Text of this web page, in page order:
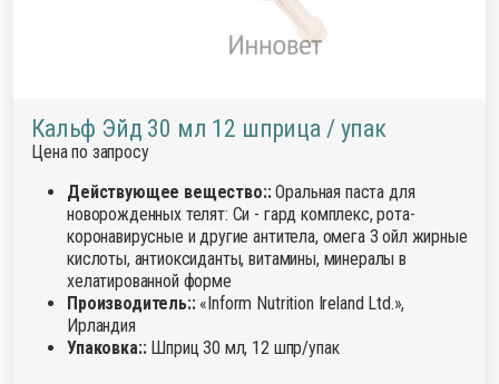
Кальф Эйд 30 мл 12 шприца / упак
Цена по запросу
Действующее вещество::Оральная паста для
новорожденных телят: Си - гард комплекс, рота-
коронавирусные и другие антитела, омега 3 ойл жирные
кислоты, антиоксиданты, витамины, минералы в
хелатированной форме
Производитель::«Inform Nutrition Ireland Ltd.»,
Ирландия
Упаковка::Шприц 30 мл, 12 шпр/упак